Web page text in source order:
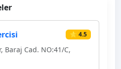
⭐ 4.5
Baraj Cad. NO:41/C,